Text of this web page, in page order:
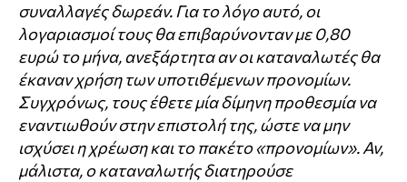
συναλλαγές δωρεάν. Για το λόγο αυτό, οι
λογαριασμοί τους θα επιβαρύνονταν με 0,80
ευρώ το μήνα, ανεξάρτητα αν οι καταναλωτές θα
έκαναν χρήση των υποτιθέμενων προνομίων.
Συγχρόνως, τους έθετε μία δίμηνη προθεσμία να
εναντιωθούν στην επιστολή της, ώστε να μην
ισχύσει η χρέωση και το πακέτο «προνομίων». Αν,
μάλιστα, ο καταναλωτής διατηρούσε